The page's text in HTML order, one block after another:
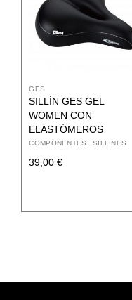
GES
SILLÍN GES GEL
WOMEN CON
ELASTÓMEROS
COMPONENTES SILLINES
39,00€